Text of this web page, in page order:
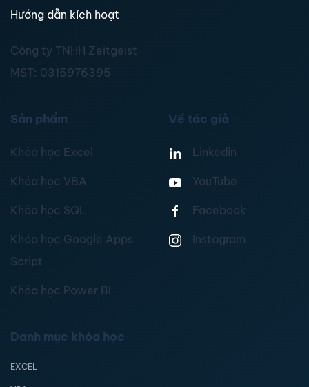
Hướng dẫn kích hoạt
Công ty TNHH Zeitgeist
MST: 0315976395
Sản phẩm
Khóa học Excel
Khóa học VBA
Khóa học SQL
Khóa học Google Apps
Script
Khóa học Power BI
Về tác giả
Linkedin
YouTube
Facebook
Instagram
Danh mục khóa học
EXCEL